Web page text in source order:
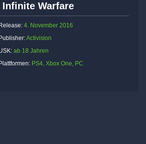
Warfare
Release: 4. November 2016
Publisher:Activision
ab 18 Jahren
Plattformen: PS4, Xbox One, PC